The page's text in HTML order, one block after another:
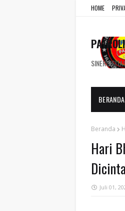
HOME
BERANDA
Beranda
Hari
Juli 01,